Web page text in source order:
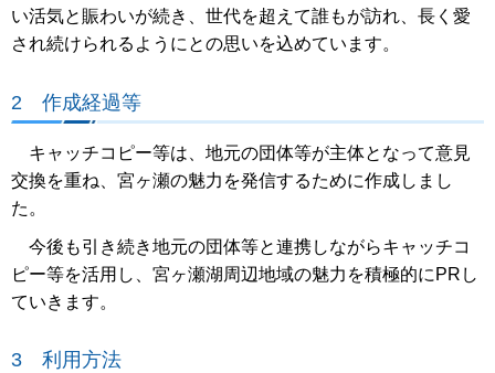
い活気と賑わいが続き、世代を超えて誰もが訪れ、長く愛
され続けられるようにとの思いを込めています。
2 作成経過等
キャッチコピー等は、地元の団体等が主体となって意見
交換を重ね、宮ヶ瀬の魅力を発信するために作成しまし
た。
今後も引き続き地元の団体等と連携しながらキャッチコ
ピー等を活用し、宮ヶ瀬湖周辺地域の魅力を積極的にPRし
ていきます。
3 利用方法